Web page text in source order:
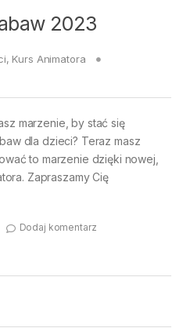
2023
, Kurs Animatora
marzenie, by stać się
dla dzieci? Teraz masz
to marzenie dzięki nowej,
Zapraszamy Cię
Dodaj komentarz